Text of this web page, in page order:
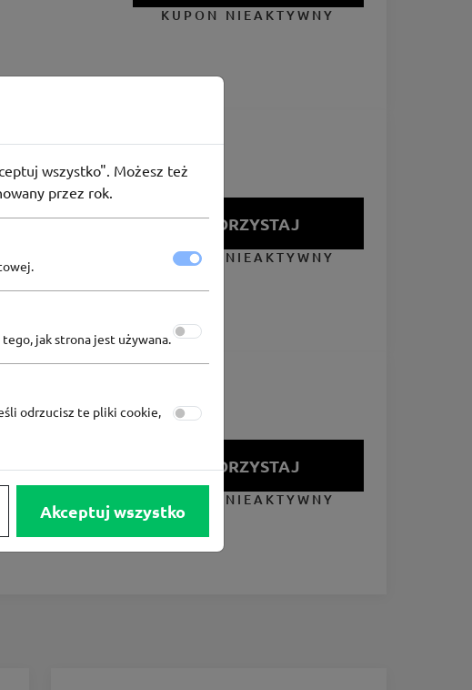
KUPON NIEAKTYWNY
SKORZYSTAJ
KUPON NIEAKTYWNY
SKORZYSTAJ
KUPON NIEAKTYWNY
wszystko". Możesz też
przez rok.
jak strona jest używana.
odrzucisz te pliki cookie,
Akceptuj wszystko